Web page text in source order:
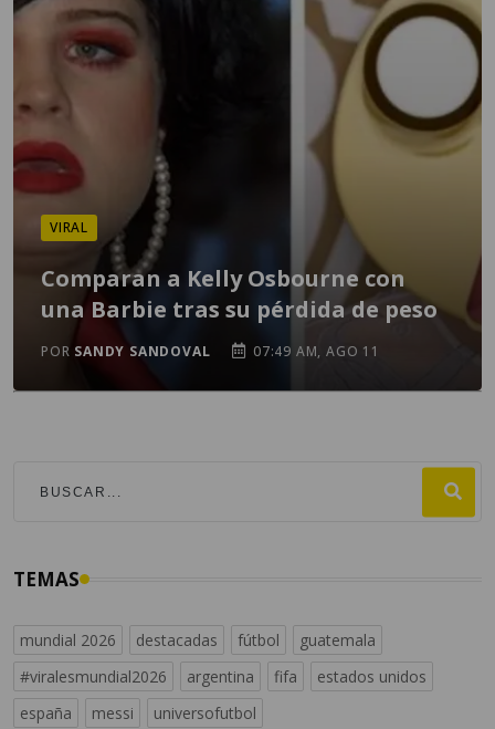
VIRAL
Comparan a Kelly Osbourne con
una Barbie tras su pérdida de peso
POR SANDY SANDOVAL 07:49 AM, AGO 11
TEMAS
mundial 2026 destacadas fútbol
guatemala
#viralesmundial2026
argentina fifa
estados unidos
españa
messi universofutbol